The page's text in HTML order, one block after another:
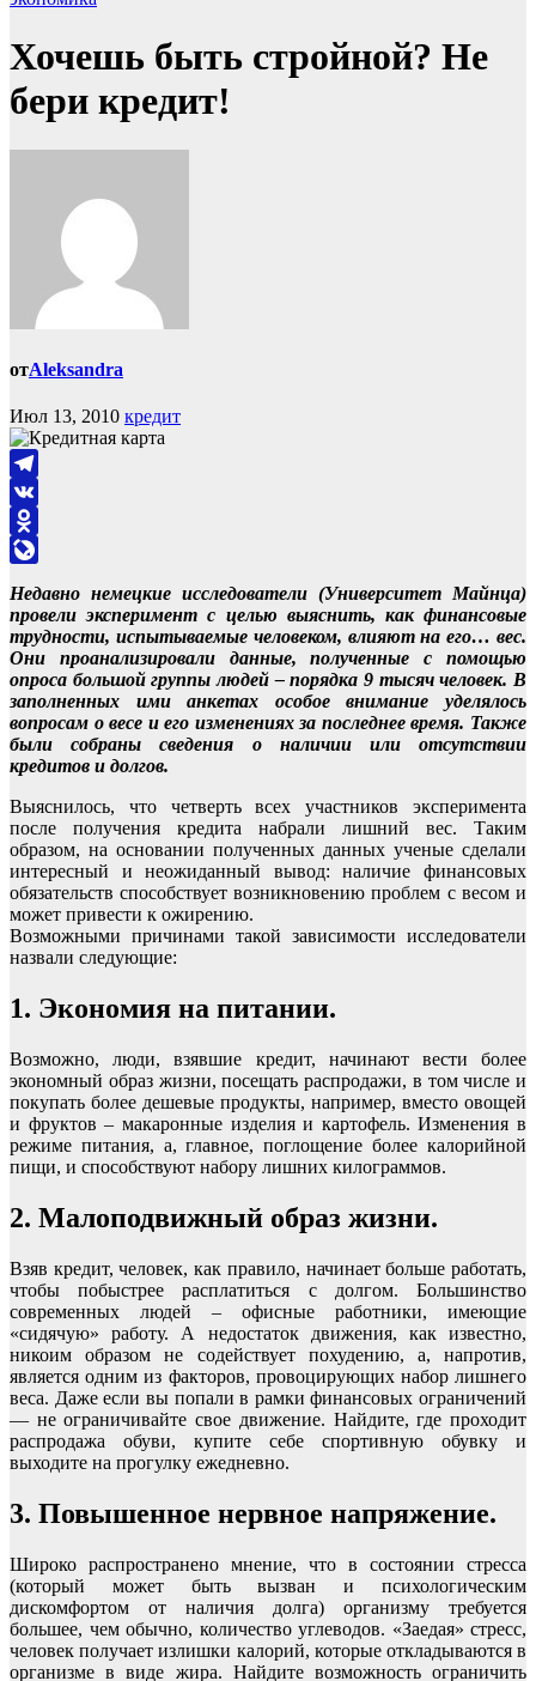
Хочешь быть стройной? Не
бери кредит!
отAleksandra
Июл 13, 2010 кредит
Telegram
VK
Odnoklassniki
Недавно немецкие исследователи (Университет Майнца)
провели эксперимент с целью выяснить, как финансовые
трудности, испытываемые человеком, влияют на его… вес.
Они проанализировали данные, полученные с помощью
опроса большой группы людей – порядка 9 тысяч человек. В
заполненных ими анкетах особое внимание уделялось
вопросам о весе и его изменениях за последнее время. Также
были собраны сведения о наличии или отсутствии
кредитов и долгов.
Выяснилось, что четверть всех участников эксперимента
после получения кредита набрали лишний вес. Таким
образом, на основании полученных данных ученые сделали
интересный и неожиданный вывод: наличие финансовых
обязательств способствует возникновению проблем с весом и
может привести к ожирению.
Возможными причинами такой зависимости исследователи
назвали следующие:
1. Экономия на питании.
Возможно, люди, взявшие кредит, начинают вести более
экономный образ жизни, посещать распродажи, в том числе и
покупать более дешевые продукты, например, вместо овощей
и фруктов – макаронные изделия и картофель. Изменения в
режиме питания, а, главное, поглощение более калорийной
пищи, и способствуют набору лишних килограммов.
2. Малоподвижный образ жизни.
Взяв кредит, человек, как правило, начинает больше работать,
чтобы побыстрее расплатиться с долгом. Большинство
современных людей – офисные работники, имеющие
«сидячую» работу. А недостаток движения, как известно,
никоим образом не содействует похудению, а, напротив,
является одним из факторов, провоцирующих набор лишнего
веса. Даже если вы попали в рамки финансовых ограничений
— не ограничивайте свое движение. Найдите, где проходит
распродажа обуви, купите себе спортивную обувку и
выходите на прогулку ежедневно.
3. Повышенное нервное напряжение.
Широко распространено мнение, что в состоянии стресса
(который может быть вызван и психологическим
дискомфортом от наличия долга) организму требуется
большее, чем обычно, количество углеводов. «Заедая» стресс,
человек получает излишки калорий, которые откладываются в
организме в виде жира. Найдите возможность ограничить